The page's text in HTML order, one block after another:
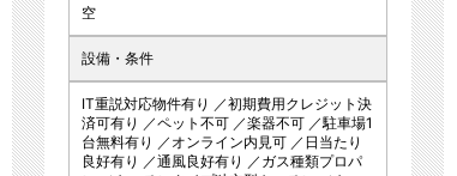
空
設備・条件
IT重説対応物件有り ／初期費用クレジット決
済可有り ／ペット不可 ／楽器不可 ／駐車場1
台無料有り ／オンライン内見可 ／日当たり
良好有り ／通風良好有り ／ガス種類プロパ